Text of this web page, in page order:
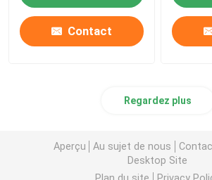
Contact
Regardez plus
Aperçu Au sujet de nous
Desktop Site